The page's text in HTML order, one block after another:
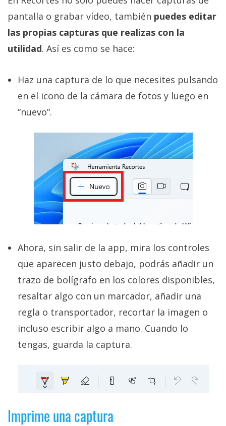
pantalla o grabar vídeo, también puedes editar
las propias capturas que realizas con la
utilidad. Así es como se hace:
Haz una captura de lo que necesites pulsando
en el icono de la cámara de fotos y luego en
“nuevo”.
Ahora, sin salir de la app, mira los controles
que aparecen justo debajo, podrás añadir un
trazo de bolígrafo en los colores disponibles,
resaltar algo con un marcador, añadir una
regla o transportador, recortar la imagen o
incluso escribir algo a mano. Cuando lo
tengas, guarda la captura.
Imprime una captura